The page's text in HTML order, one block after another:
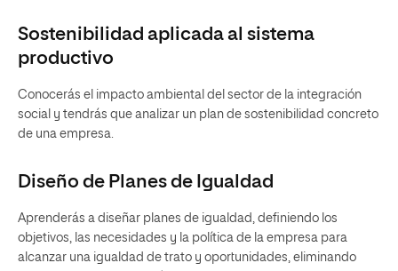
Sostenibilidad aplicada al sistema
productivo
Conocerás el impacto ambiental del sector de la integración
social y tendrás que analizar un plan de sostenibilidad concreto
de una empresa.
Diseño de Planes de Igualdad
Aprenderás a diseñar planes de igualdad, definiendo los
objetivos, las necesidades y la política de la empresa para
alcanzar una igualdad de trato y oportunidades, eliminando